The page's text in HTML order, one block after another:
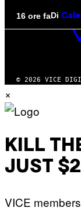
16 ore faDi
© 2026 VICE
×
KILL
JUST
VICE